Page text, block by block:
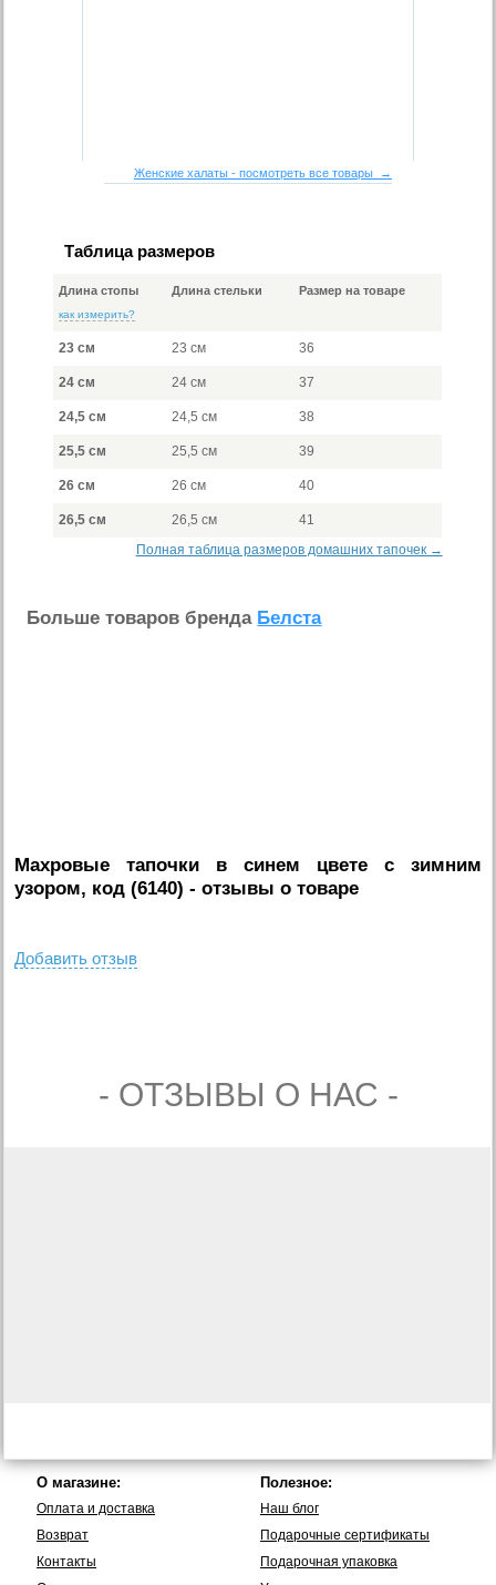
Женские халаты - посмотреть все товары →
Таблица размеров
Длина стопы
как измерить?
Длина стельки Размер на товаре
23 см 23 см 36
24 см 24 см 37
24,5 см 24,5 см 38
25,5 см 25,5 см 39
26 см 26 см 40
26,5 см 26,5 см
41
Полная таблица размеров домашних тапочек →
Больше товаров бренда Белста
Махровые тапочки в синем цвете с зимним
узором, код (6140) - отзывы о товаре
Добавить отзыв
- ОТЗЫВЫ О НАС -
О магазине:
Оплата и доставка
Возврат
Контакты
Полезное:
Наш блог
Подарочные сертификаты
Подарочная упаковка